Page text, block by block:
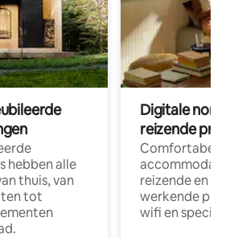
hebben alle
thuis, van
tot
Digitale
reizende
Comfortabele
reizende en
werkende
wifi en